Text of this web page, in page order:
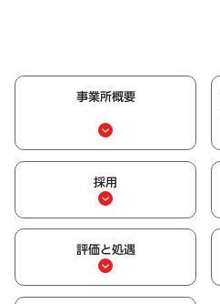
事業所概要
採用
評価と処遇